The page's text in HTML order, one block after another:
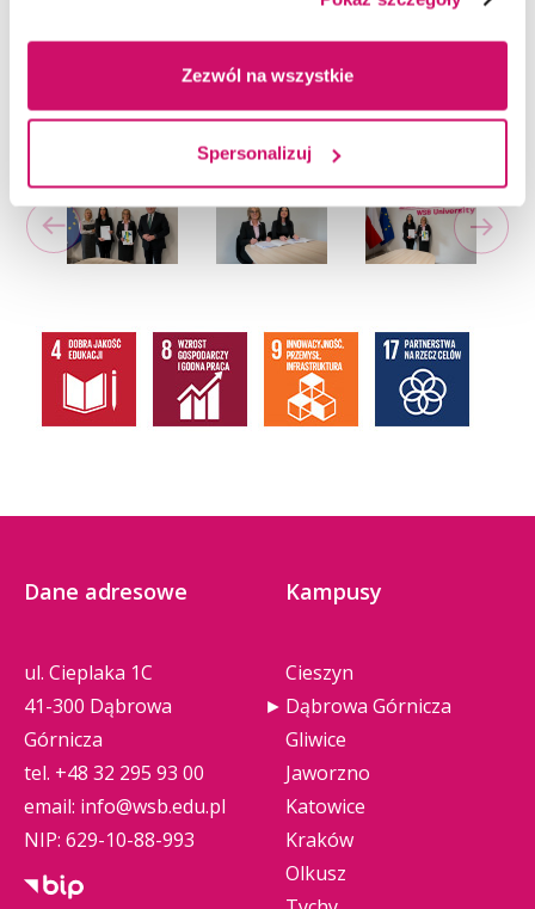
Zezwól na wszystkie
Spersonalizuj
Dane adresowe
ul. Cieplaka 1C
41-300 Dąbrowa
Górnicza
tel. +48 32 295 93 00
email: info@wsb.edu.pl
NIP: 629-10-88-993
Kampusy
Cieszyn
Dąbrowa Górnicza
Gliwice
Jaworzno
Katowice
Kraków
Olkusz